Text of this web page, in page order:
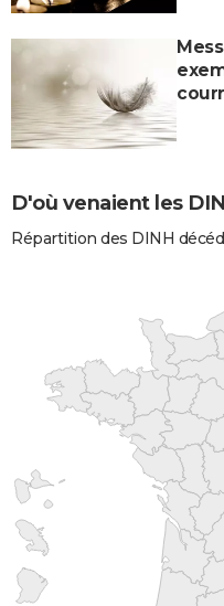
D'où venaient les
Répartition des DINH